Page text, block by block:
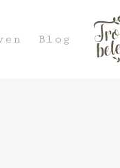
Blog